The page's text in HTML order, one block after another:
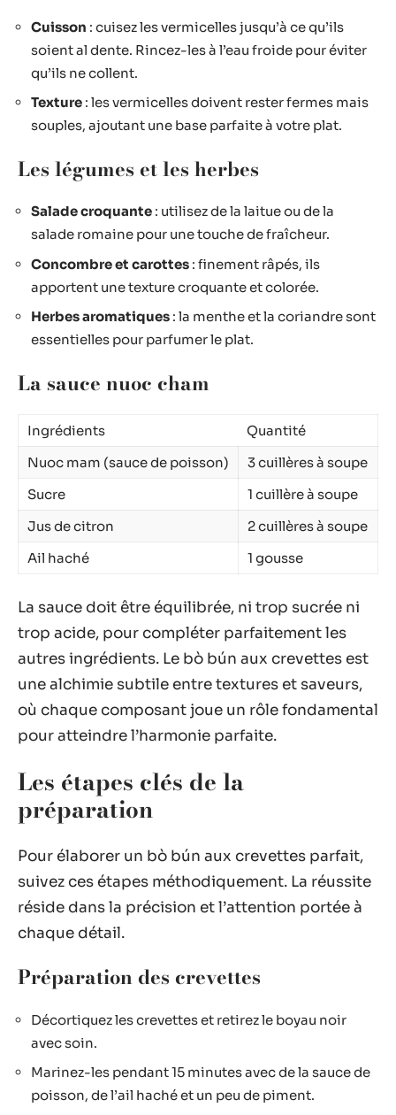
Cuisson : cuisez les vermicelles jusqu’à ce qu’ils
soient al dente. Rincez-les à l’eau froide pour éviter
qu’ils ne collent.
Texture : les vermicelles doivent rester fermes mais
souples, ajoutant une base parfaite à votre plat.
Les légumes et les herbes
Salade croquante : utilisez de la laitue ou de la
salade romaine pour une touche de fraîcheur.
Concombre et carottes : finement râpés, ils
apportent une texture croquante et colorée.
Herbes aromatiques : la menthe et la coriandre sont
essentielles pour parfumer le plat.
La sauce nuoc cham
Ingrédients
Quantité
Nuoc mam (sauce de poisson)
3 cuillères à soupe
Sucre
1 cuillère à soupe
Jus de citron
2 cuillères à soupe
Ail haché
1 gousse
La sauce doit être équilibrée, ni trop sucrée ni
trop acide, pour compléter parfaitement les
autres ingrédients. Le bò bún aux crevettes est
une alchimie subtile entre textures et saveurs,
où chaque composant joue un rôle fondamental
pour atteindre l’harmonie parfaite.
Les étapes clés de la
préparation
Pour élaborer un bò bún aux crevettes parfait,
suivez ces étapes méthodiquement. La réussite
réside dans la précision et l’attention portée à
chaque détail.
Préparation des crevettes
Décortiquez les crevettes et retirez le boyau noir
avec soin.
Marinez-les pendant 15 minutes avec de la sauce de
poisson, de l’ail haché et un peu de piment.